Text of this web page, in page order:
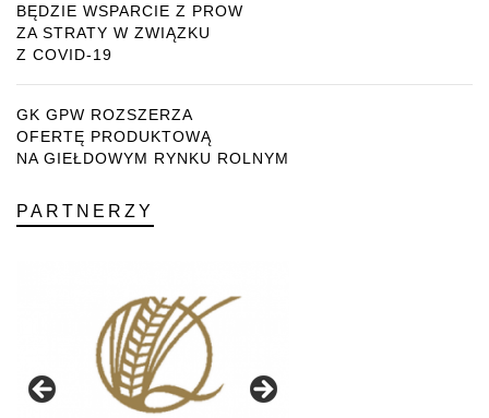
BĘDZIE WSPARCIE Z PROW
ZA STRATY W ZWIĄZKU
Z COVID-19
GK GPW ROZSZERZA
OFERTĘ PRODUKTOWĄ
NA GIEŁDOWYM RYNKU ROLNYM
PARTNERZY